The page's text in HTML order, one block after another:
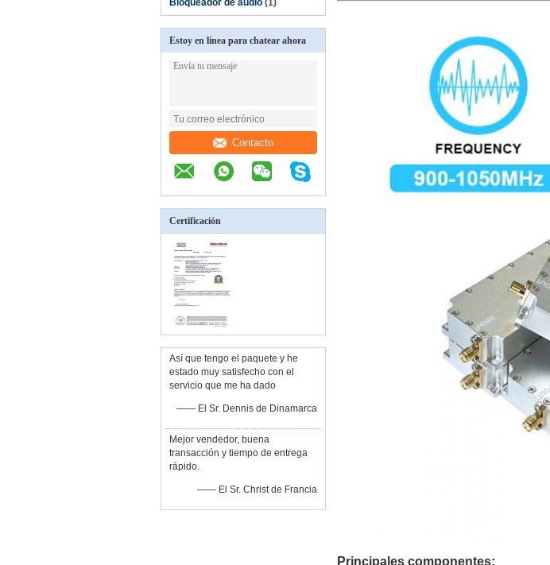
Bloqueador de audio (1)
Estoy en línea para chatear ahora
Contacto
Certificación
Así que tengo el paquete y he
estado muy satisfecho con el
servicio que me ha dado
—— El Sr. Dennis de Dinamarca
Mejor vendedor, buena
transacción y tiempo de entrega
rápido.
—— El Sr. Christ de Francia
Principales componentes: